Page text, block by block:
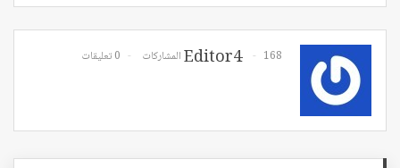
Editor4 168 المشاركات 0 تعليقات